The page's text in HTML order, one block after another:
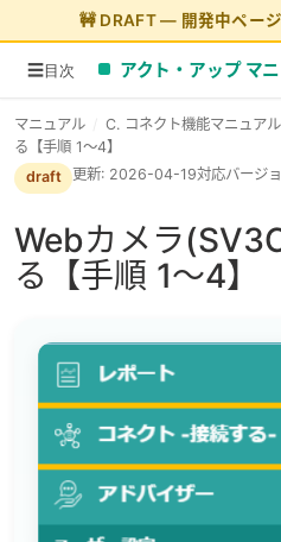
☰目次 アクト・アップ マ
マニュアル C. コネクト機能マニュアル
る【手順 1〜4】
draft
更新: 2026-04-19対応バージ
Webカメラ
る【手順 1〜4】